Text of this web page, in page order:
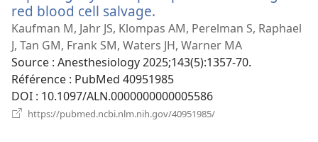
red blood cell salvage.
une
nouvelle
fenêtre)
Kaufman M, Jahr JS, Klompas AM, Perelman S, Raphael
J, Tan GM, Frank SM, Waters JH, Warner MA
Source ‎: Anesthesiology 2025;143(5):1357-70.
Référence ‎: PubMed 40951985
DOI ‎: 10.1097/ALN.0000000000005586
https://pubmed.ncbi.nlm.nih.gov/40951985/